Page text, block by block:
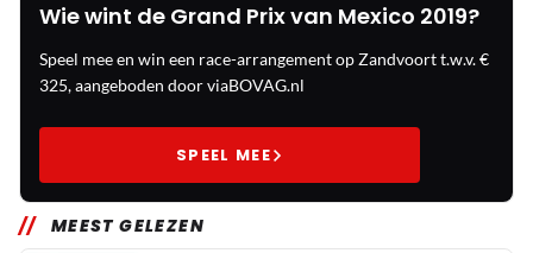
Wie wint de Grand Prix van Mexico 2019?
Speel mee en win een race-arrangement op Zandvoort t.w.v. €
325, aangeboden door viaBOVAG.nl
SPEEL MEE
MEEST GELEZEN